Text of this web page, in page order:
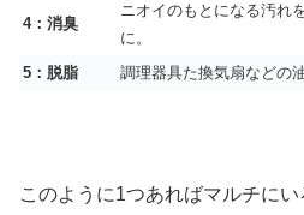
4：消臭
ニオイのもとになる汚れ
に。
5：脱脂
調理器具た換気扇などの
このように1つあればマルチに